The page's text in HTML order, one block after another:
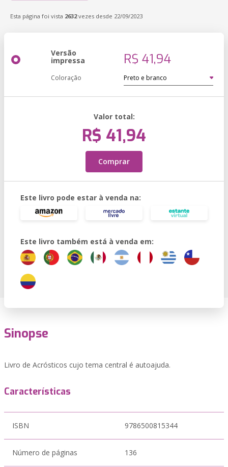
Esta página foi vista 2632vezes desde 22/09/2023
Versão
impressa R$ 41,94
Coloração
Valor total:
R$ 41,94
Comprar
Este livro pode estar à venda na:
Este livro também está à venda em:
Sinopse
Livro de Acrósticos cujo tema central é autoajuda.
Características
ISBN 9786500815344
Número de páginas 136